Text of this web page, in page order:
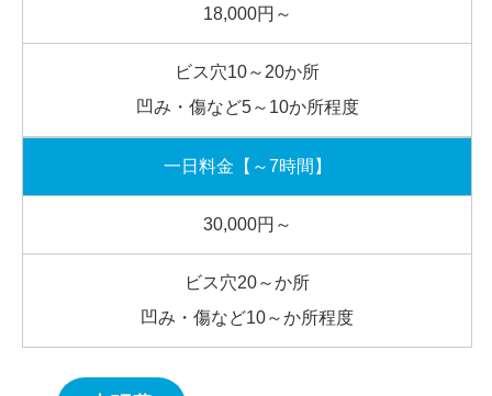
18,000円 ～
ビス穴10～20か所
凹み・傷など5～10か所程度
一日料金【～7時間】
30,000円～
ビス穴20～か所
凹み・傷など10～か所程度